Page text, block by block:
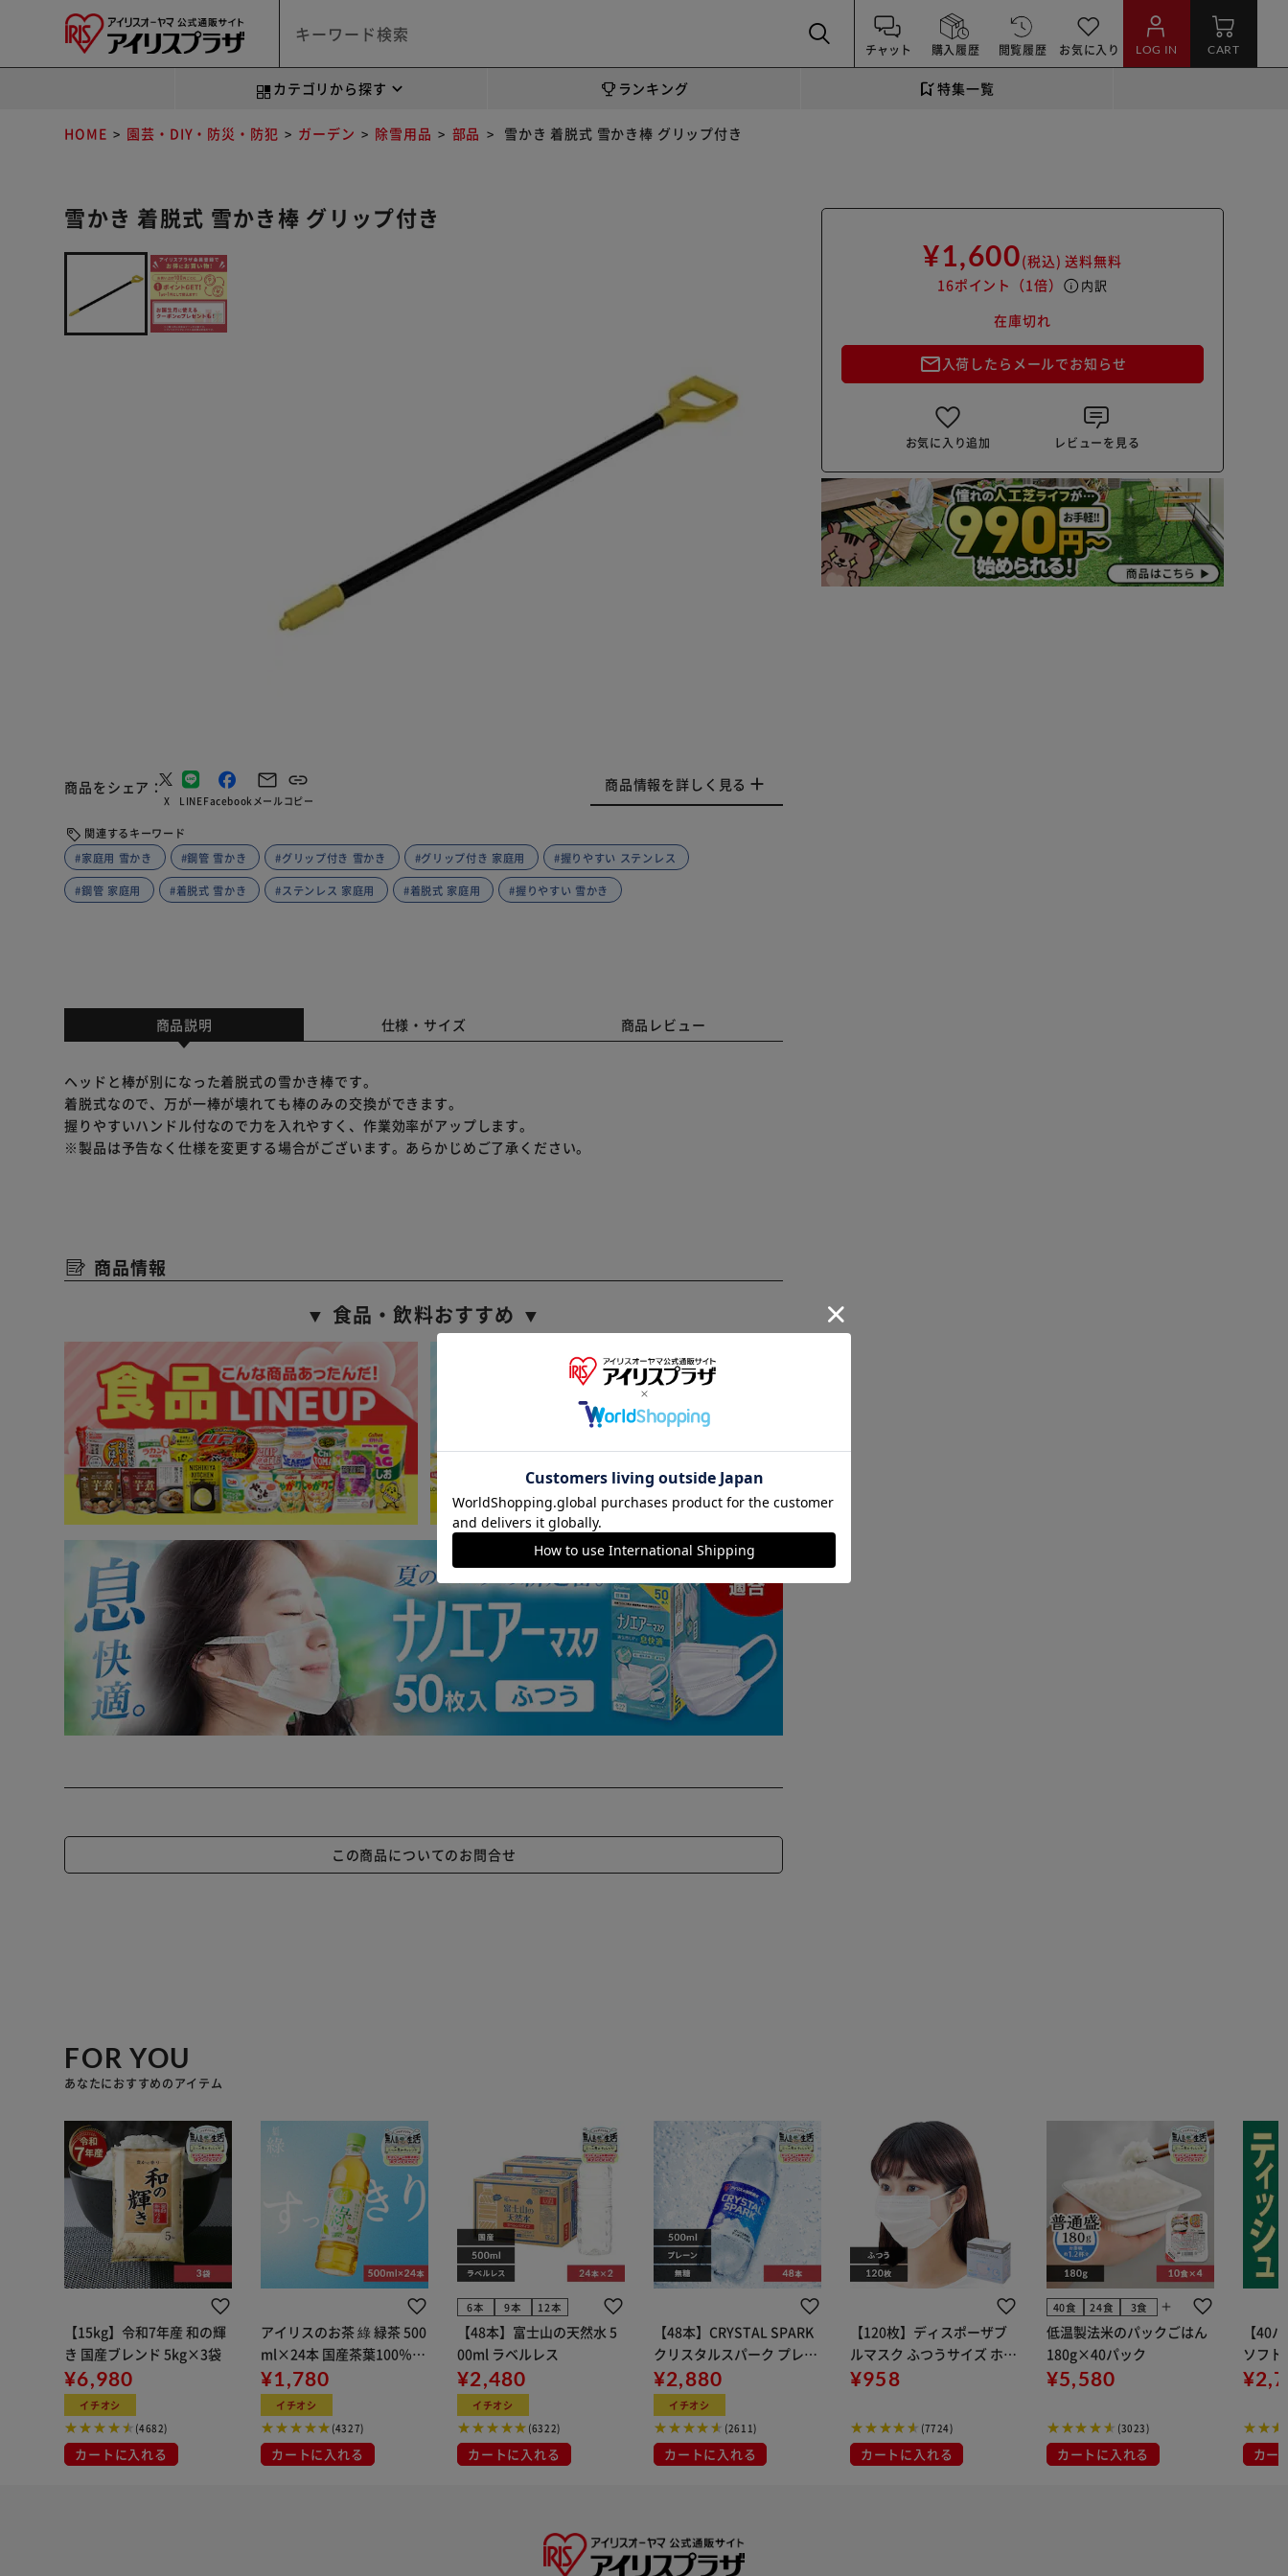
チャット 購入履歴 閲覧履歴 お気に入り LOG IN CART
カテゴリから探す ランキング 特集一覧
HOME 園芸・DIY・防災・防犯 ガーデン 除雪用品 部品 雪かき 着脱式 雪かき棒 グリップ付き
雪かき 着脱式 雪かき棒 グリップ付き
商品をシェア
X LINEFacebook メールコピー
商品情報を詳しく見る
関連するキーワード
#家庭用 雪かき
#鋼管 雪かき #グリップ付き 雪かき #グリップ付き 家庭用 #握りやすい ステンレス
#鋼管 家庭用 #着脱式 雪かき #ステンレス 家庭用 #着脱式 家庭用 #握りやすい 雪かき
¥1,600(税込) 送料無料
16ポイント （1倍） info 内訳
在庫切れ
mail_outline 入荷したらメールでお知らせ
お気に入り追加 レビューを見る
商品説明 仕様・サイズ 商品レビュー
ヘッドと棒が別になった着脱式の雪かき棒です。
着脱式なので、万が一棒が壊れても棒のみの交換ができます。
握りやすいハンドル付なので力を入れやすく、作業効率がアップします。
※製品は予告なく仕様を変更する場合がございます。あらかじめご了承ください。
商品情報
▼ 食品・飲料おすすめ ▼
この商品についてのお問合せ
FOR YOU
あなたにおすすめのアイテム
【15kg】令和7年産 和の輝
き 国産ブレンド 5kg×3袋
¥6,980
イチオシ
(4682)
カートに入れる
アイリスのお茶 綠 緑茶 500
ml×24本 国産茶葉100％使
用
¥1,780
イチオシ
(4327)
カートに入れる
6本 9本 12本
【48本】富士山の天然水 5
00ml ラベルレス
¥2,480
イチオシ
(6322)
カートに入れる
【48本】CRYSTAL SPARK
クリスタルスパーク プレー
ン 500ml
¥2,880
イチオシ
(2611)
カートに入れる
【120枚】ディスポーザブ
ルマスク ふつうサイズ ホワ
イト 大容量 DISPOSABLE
布
¥958
(7724)
カートに入れる
40食 24食 3食 add
低温製法米のパックごはん
180g×40パック
¥5,580
(3023)
カートに入れる
【40
ソフ
組) 5
カー
※ご確認ください